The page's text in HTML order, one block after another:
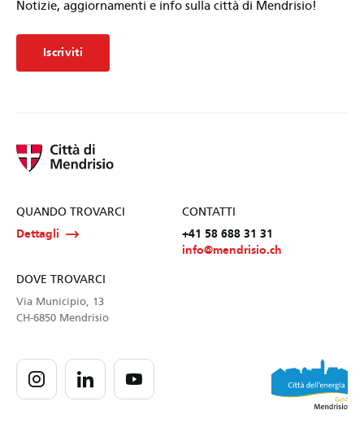
Notizie, aggiornamenti e info sulla città di Mendrisio!
Iscriviti
QUANDO TROVARCI
Dettagli
CONTATTI
+41 58 688 31 31
info@mendrisio.ch
DOVE TROVARCI
Via Municipio, 13
CH-6850 Mendrisio